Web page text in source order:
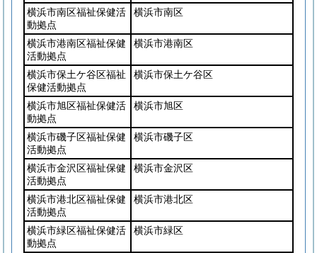
横浜市南区福祉保健活
動拠点
横浜市南区
横浜市港南区福祉保健
活動拠点
横浜市港南区
横浜市保土ケ谷区福祉
保健活動拠点
横浜市保土ケ谷区
横浜市旭区福祉保健活
動拠点
横浜市旭区
横浜市磯子区福祉保健
活動拠点
横浜市磯子区
横浜市金沢区福祉保健
活動拠点
横浜市金沢区
横浜市港北区福祉保健
活動拠点
横浜市港北区
横浜市緑区福祉保健活
動拠点
横浜市緑区